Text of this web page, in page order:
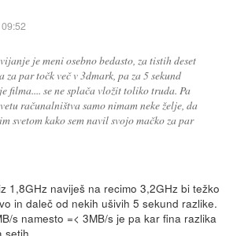
je meni osebno bedasto, za tistih deset
za par točk več v 3dmark, pa za 5 sekund
filma.... se ne splača vložit toliko truda. Pa
računalništva samo nimam neke želje, da
svetom kako sem navil svojo mačko za par
1,8GHz naviješ na recimo 3,2GHz bi težko
in daleč od nekih ušivih 5 sekund razlike.
s namesto =< 3MB/s je pa kar fina razlika